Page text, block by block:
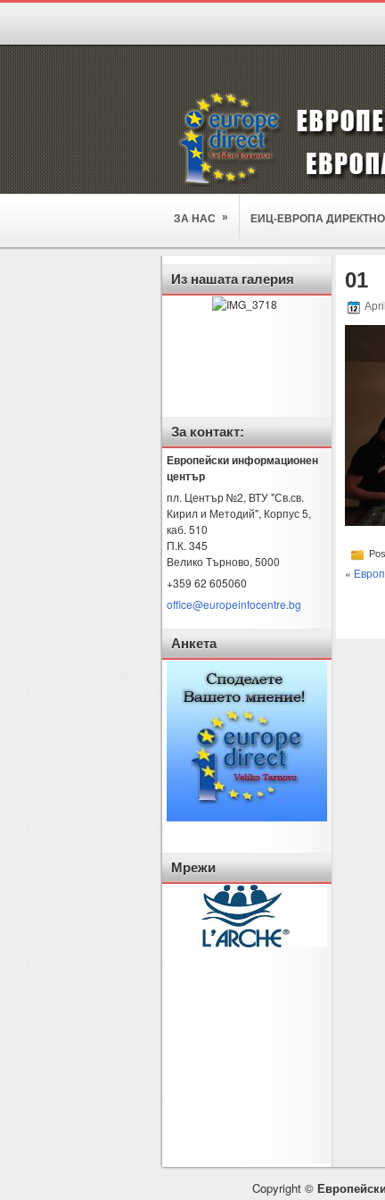
ЗА НАС » ЕИЦ-ЕВРОПА ДИРЕКТНО
Из нашата галерия
За контакт:
Европейски информационен
център
пл. Център №2, ВТУ "Св.св.
Кирил и Методий", Корпус 5,
каб. 510
П.К. 345
Велико Търново, 5000
+359 62 605060
office@europeinfocentre.bg
Анкета
Мрежи
01
«
Copyright ©